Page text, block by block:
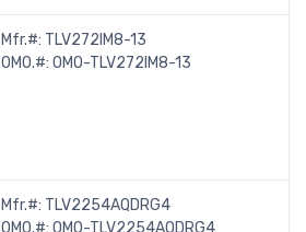
Mfr.#: TLV272IM8-13
OMO.#: OMO-TLV272IM8-13
Mfr.#: TLV2254AQDRG4